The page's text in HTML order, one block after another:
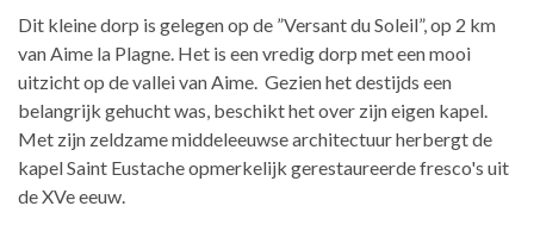
Dit kleine dorp is gelegen op de ”Versant du Soleil”, op 2 km
van Aime la Plagne. Het is een vredig dorp met een mooi
uitzicht op de vallei van Aime. Gezien het destijds een
belangrijk gehucht was, beschikt het over zijn eigen kapel.
Met zijn zeldzame middeleeuwse architectuur herbergt de
kapel Saint Eustache opmerkelijk gerestaureerde fresco's uit
de XVe eeuw.